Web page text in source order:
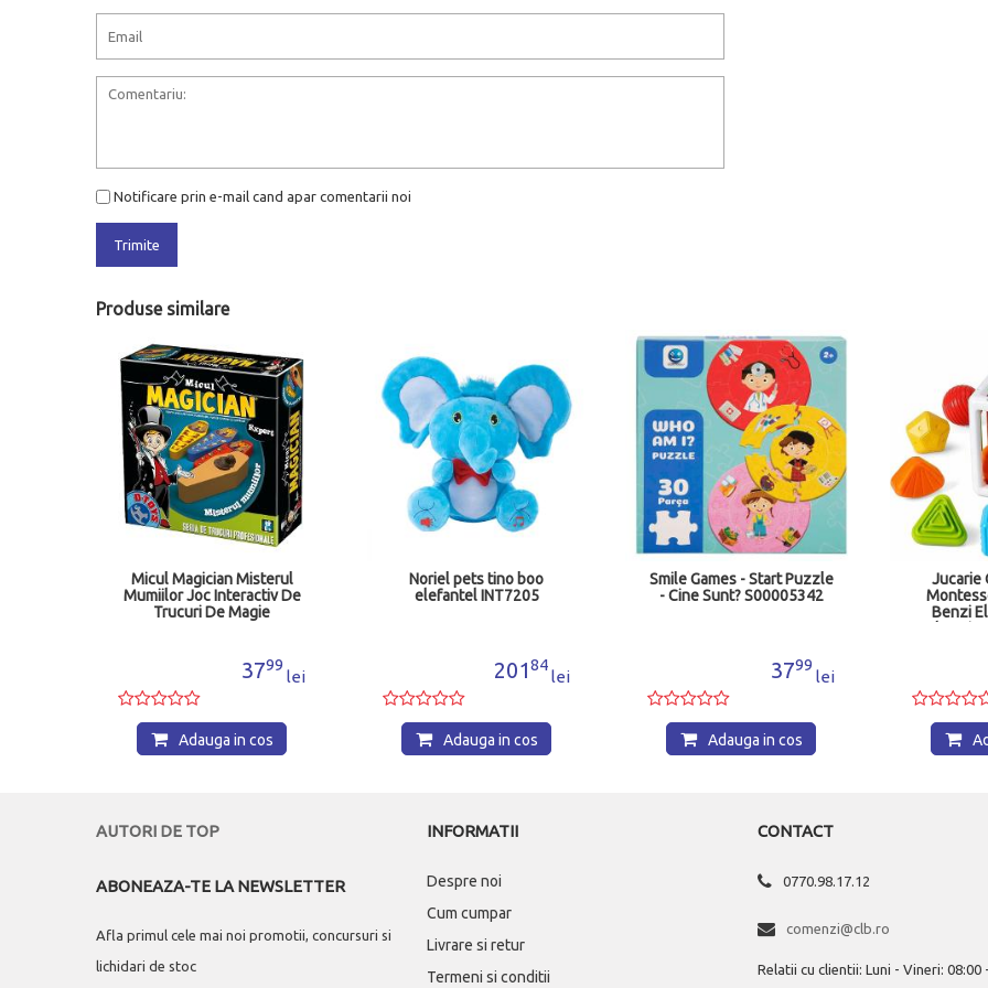
Notificare prin e-mail cand apar comentarii noi
Trimite
Produse similare
Micul Magician Misterul
Mumiilor Joc Interactiv De
Trucuri De Magie
3799
lei
Adauga in cos
Noriel pets tino boo
elefantel INT7205
20184
lei
Adauga in cos
Smile Games - Start Puzzle
- Cine Sunt? S00005342
3799
lei
Adauga in cos
Jucarie
Benzi
AUTORI DE TOP
ABONEAZA-TE LA NEWSLETTER
Afla primul cele mai noi promotii, concursuri si
lichidari de stoc
INFORMATII
Despre noi
Cum cumpar
Livrare si retur
Termeni si conditii
CONTACT
0770.98.17.12
comenzi@clb.ro
Relatii cu clientii: Luni - Vineri: 08:00